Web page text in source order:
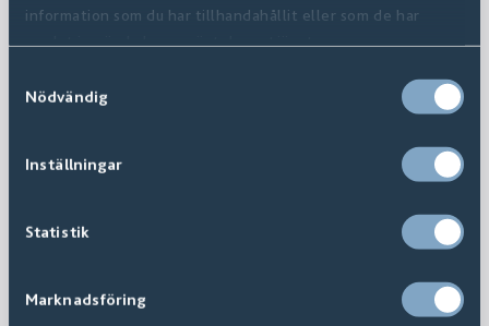
information som du har tillhandahållit eller som de har
samlat in när du har använt deras tjänster.
Nödvändig
Inställningar
Statistik
Marknadsföring